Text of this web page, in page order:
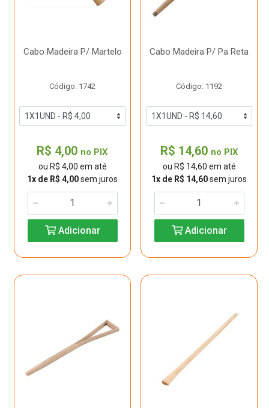
Cabo Madeira P/ Martelo
Código: 1742
R$ 4,00 no PIX
ou R$ 4,00 em até
1x de R$ 4,00sem juros
Adicionar
Cabo Madeira P/ Pa Reta
Código: 1192
R$ 14,60 no PIX
ou R$ 14,60 em até
1x de R$ 14,60sem juros
Adicionar